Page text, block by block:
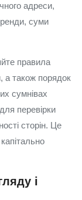
адреси,
суми
правила
а також порядок
сумнівах
перевірки
сторін. Це
і